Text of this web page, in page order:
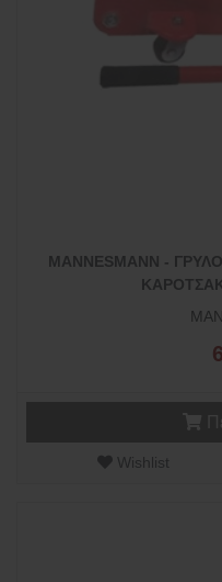
MANNESMANN -
Wishlist